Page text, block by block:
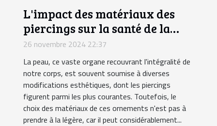
L'impact des matériaux des
piercings sur la santé de la
peau
26 novembre 2024 22:37
La peau, ce vaste organe recouvrant l'intégralité de
notre corps, est souvent soumise à diverses
modifications esthétiques, dont les piercings
figurent parmi les plus courantes. Toutefois, le
choix des matériaux de ces ornements n'est pas à
prendre à la légère, car il peut considérablement...